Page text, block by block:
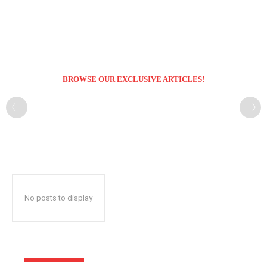
BROWSE OUR EXCLUSIVE ARTICLES!
No posts to display